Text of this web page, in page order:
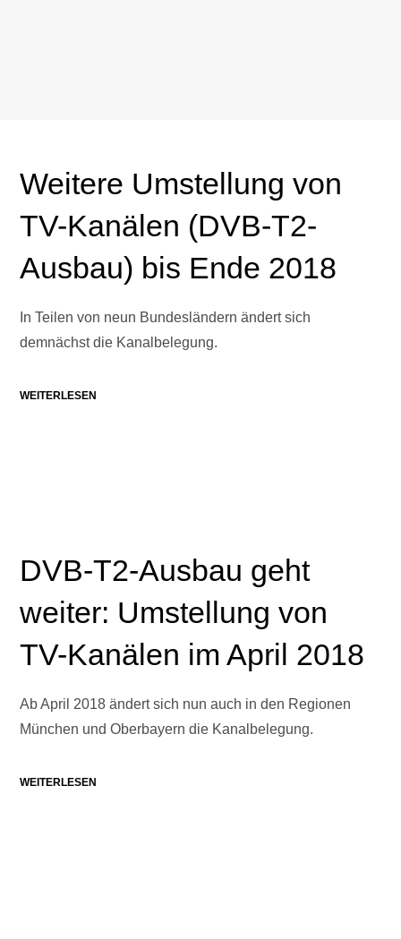
Weitere Umstellung von
TV-Kanälen (DVB-T2-
Ausbau) bis Ende 2018
In Teilen von neun Bundesländern ändert sich
demnächst die Kanalbelegung.
WEITERLESEN
DVB-T2-Ausbau geht
weiter: Umstellung von
TV-Kanälen im April 2018
Ab April 2018 ändert sich nun auch in den Regionen
München und Oberbayern die Kanalbelegung.
WEITERLESEN